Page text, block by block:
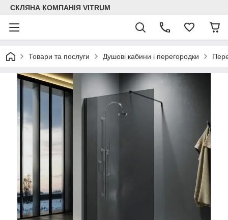
СКЛЯНА КОМПАНІЯ VITRUM
Товари та послуги Душові кабини і перегородки